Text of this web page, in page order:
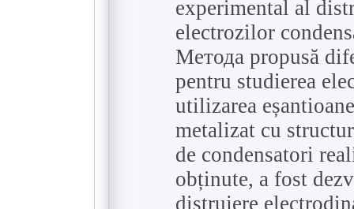
experimental al
electrozilor
Метода propusă
pentru studierea
utilizarea
metalizat cu
de condensatori
obținute, a fost
distrujere